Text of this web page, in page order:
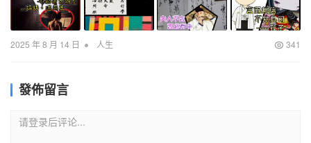
2025 年 8 月 14 日 • 人生 341
發佈留言
请登录后评论...